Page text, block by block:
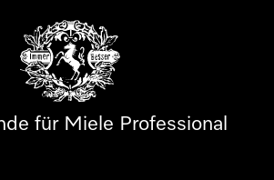
für Miele Professional